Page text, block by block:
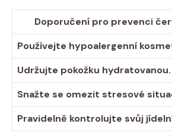
Doporučení pro prevenci
Používejte hypoalergenní
Udržujte pokožku hydratovanou.
Snažte se omezit stresové
Pravidelně kontrolujte svůj